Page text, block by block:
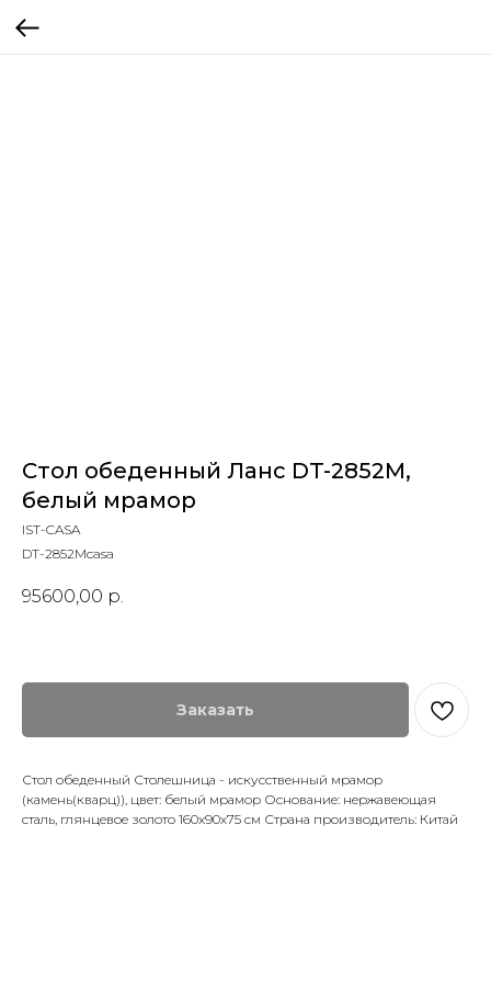
Стол обеденный Ланс DT-2852M,
белый мрамор
IST-CASA
DT-2852Mcasa
95600,00 р.
Заказать
Стол обеденный Столешница - искусственный мрамор
(камень(кварц)), цвет: белый мрамор Основание: нержавеющая
сталь, глянцевое золото 160х90х75 см Страна производитель: Китай